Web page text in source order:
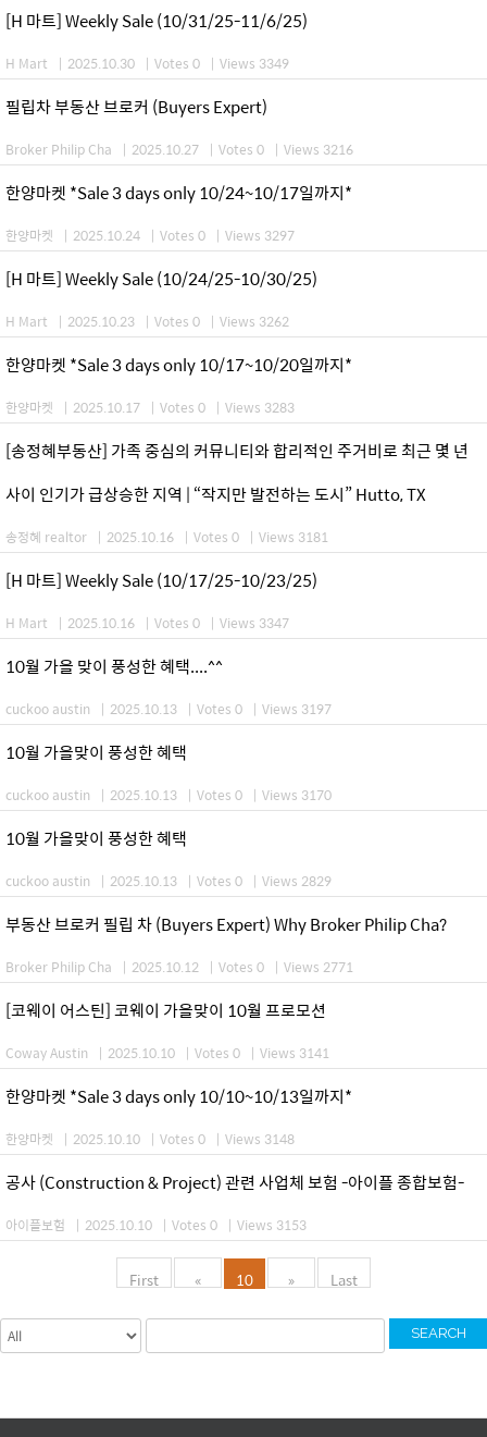
[H 마트] Weekly Sale (10/31/25-11/6/25)
H Mart | 2025.10.30 | Votes 0 | Views 3349
필립차 부동산 브로커 (Buyers Expert)
Broker Philip Cha | 2025.10.27 | Votes 0 | Views 3216
한양마켓 *Sale 3 days only 10/24~10/17일까지*
한양마켓 | 2025.10.24 | Votes 0 | Views 3297
[H 마트] Weekly Sale (10/24/25-10/30/25)
H Mart | 2025.10.23 | Votes 0 | Views 3262
한양마켓 *Sale 3 days only 10/17~10/20일까지*
한양마켓 | 2025.10.17 | Votes 0 | Views 3283
[송정혜부동산] 가족 중심의 커뮤니티와 합리적인 주거비로 최근 몇 년
사이 인기가 급상승한 지역 | “작지만 발전하는 도시” Hutto, TX
송정혜 realtor | 2025.10.16 | Votes 0 | Views 3181
[H 마트] Weekly Sale (10/17/25-10/23/25)
H Mart | 2025.10.16 | Votes 0 | Views 3347
10월 가을 맞이 풍성한 혜택....^^
cuckoo austin | 2025.10.13 | Votes 0 | Views 3197
10월 가을맞이 풍성한 혜택
cuckoo austin | 2025.10.13 | Votes 0 | Views 3170
10월 가을맞이 풍성한 혜택
cuckoo austin | 2025.10.13 | Votes 0 | Views 2829
부동산 브로커 필립 차 (Buyers Expert) Why Broker Philip Cha?
Broker Philip Cha | 2025.10.12 | Votes 0 | Views 2771
[코웨이 어스틴] 코웨이 가을맞이 10월 프로모션
Coway Austin | 2025.10.10 | Votes 0 | Views 3141
한양마켓 *Sale 3 days only 10/10~10/13일까지*
한양마켓 | 2025.10.10 | Votes 0 | Views 3148
공사 (Construction & Project) 관련 사업체 보험 -아이플 종합보험-
아이플보험 | 2025.10.10 | Votes 0 | Views 3153
First « 10 » Last
SEARCH